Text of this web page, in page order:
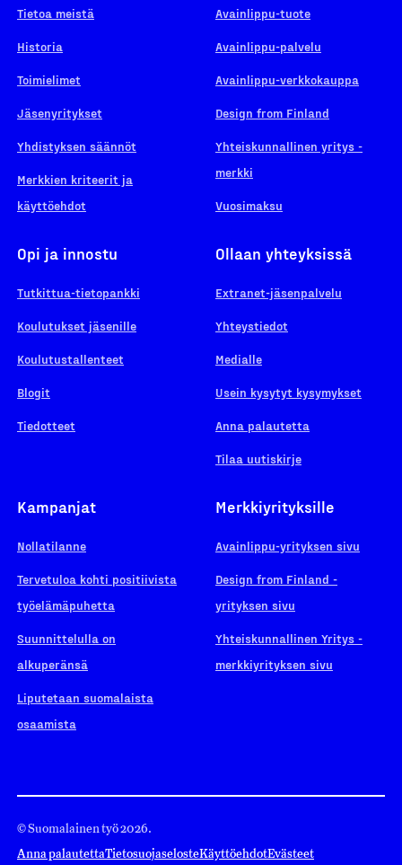
Tietoa meistä
Historia
Toimielimet
Jäsenyritykset
Yhdistyksen säännöt
Merkkien kriteerit ja
käyttöehdot
Avainlippu-tuote
Avainlippu-palvelu
Avainlippu-verkkokauppa
Design from Finland
Yhteiskunnallinen yritys -
merkki
Vuosimaksu
Opi ja innostu
Tutkittua-tietopankki
Koulutukset jäsenille
Koulutustallenteet
Blogit
Tiedotteet
Ollaan yhteyksissä
Extranet-jäsenpalvelu
Yhteystiedot
Medialle
Usein kysytyt kysymykset
Anna palautetta
Tilaa uutiskirje
Kampanjat
Nollatilanne
Tervetuloa kohti positiivista
työelämäpuhetta
Suunnittelulla on
alkuperänsä
Liputetaan suomalaista
osaamista
Merkkiyrityksille
Avainlippu-yrityksen sivu
Design from Finland -
yrityksen sivu
Yhteiskunnallinen Yritys -
merkkiyrityksen sivu
© Suomalainen työ 2026.
Anna palautettaTietosuojaselosteKäyttöehdotEvästeet